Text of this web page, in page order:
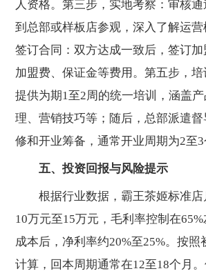
人资格。第三步，实地考察：审核
到总部或样板店参观，深入了解运营
签订合同：双方达成一致后，签订
加盟费、保证金等费用。第五步，
提供为期1至2周的统一培训，涵盖
理、营销技巧等；随后，总部派遣
修和开业筹备，通常开业周期为2至3
五、投资回报与风险提示
根据行业数据，霸王茶姬标准店
10万元至15万元，毛利率控制在
成本后，净利率约20%至25%。按照
计算，回本周期通常在12至18个月